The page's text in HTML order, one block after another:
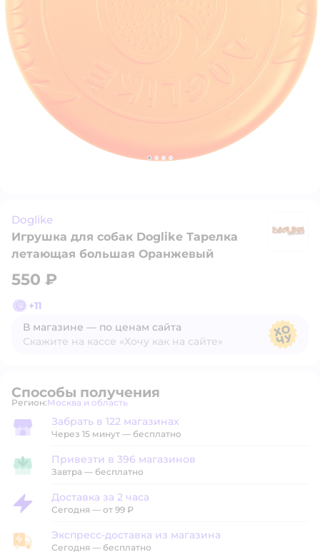
Doglike
Игрушка для собак Doglike Тарелка
летающая большая Оранжевый
550 ₽
+11
В магазине — по ценам сайта
Скажите на кассе «Хочу как на сайте»
Способы получения
Регион: Выбор адреса доставки.
Москва и область
Забрать в магазине
Забрать в 122 магазинах
Через 15 минут — бесплатно
Привезти в магазин
Привезти в 396 магазинов
Завтра — бесплатно
Доставка за 2 часа
Доставка за 2 часа
Сегодня — от 99 ₽
Экспресс-доставка из магазина
Экспресс-доставка из магазина
Сегодня — бесплатно